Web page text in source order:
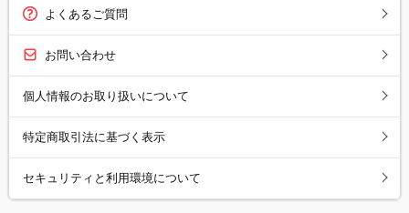
よくあるご質問
お問い合わせ
個人情報のお取り扱いについて
特定商取引法に基づく表示
セキュリティと利用環境について